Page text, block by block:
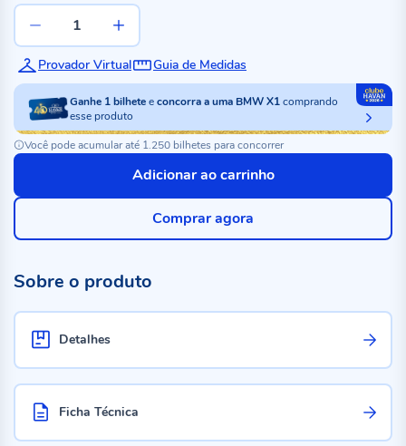
Provador Virtual Guia de Medidas
Ganhe 1bilheteeconcorra a uma BMW X1comprando
esse produto
Você pode acumular até 1.250 bilhetes para concorrer
Adicionar ao carrinho
Comprar agora
Sobre o produto
Detalhes
Ficha Técnica